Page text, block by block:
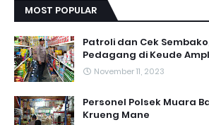
MOST POPULAR
Patroli dan Cek
Pedagang di Keude
November 11, 2023
Personel Polsek Muara
Krueng Mane